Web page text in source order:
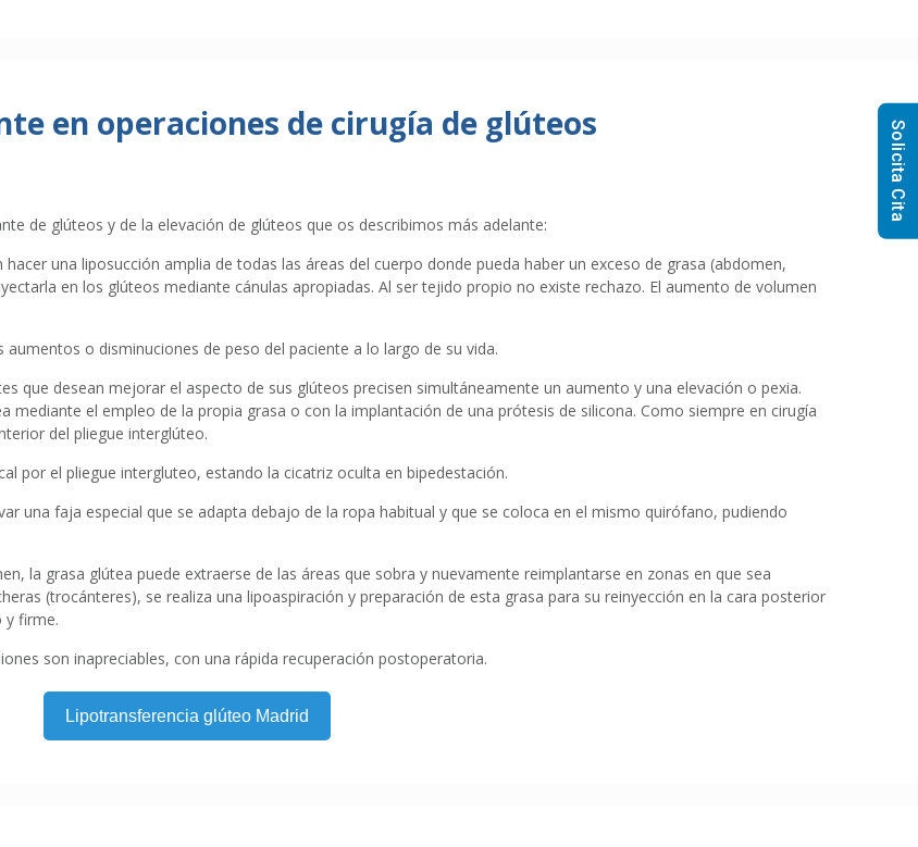
en operaciones de cirugía de glúteos
de glúteos y de la elevación de glúteos que os describimos más adelante:
hacer una liposucción amplia de todas las áreas del cuerpo donde pueda haber un exceso de grasa (abdomen,
en los glúteos mediante cánulas apropiadas. Al ser tejido propio no existe rechazo. El aumento de volumen
o disminuciones de peso del paciente a lo largo de su vida.
que desean mejorar el aspecto de sus glúteos precisen simultáneamente un aumento y una elevación o pexia.
mediante el empleo de la propia grasa o con la implantación de una prótesis de silicona. Como siempre en cirugía
del pliegue interglúteo.
por el pliegue intergluteo, estando la cicatriz oculta en bipedestación.
una faja especial que se adapta debajo de la ropa habitual y que se coloca en el mismo quirófano, pudiendo
la grasa glútea puede extraerse de las áreas que sobra y nuevamente reimplantarse en zonas en que sea
(trocánteres), se realiza una lipoaspiración y preparación de esta grasa para su reinyección en la cara posterior
y firme.
son inapreciables, con una rápida recuperación postoperatoria.
Lipotransferencia glúteo Madrid
Solicita Cita